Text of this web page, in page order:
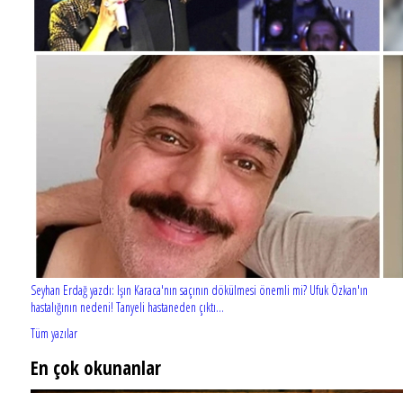
Seyhan Erdağ yazdı: Işın Karaca'nın saçının dökülmesi önemli mi? Ufuk Özkan'ın
hastalığının nedeni! Tanyeli hastaneden çıktı...
Tüm yazılar
En çok okunanlar